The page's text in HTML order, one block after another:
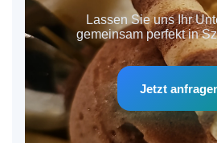
Lassen Sie uns Ihr
gemeinsam perfekt in
Jetzt